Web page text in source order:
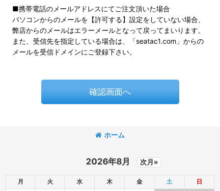
■携帯電話のメールアドレスにてご注文頂いた場合
パソコンからのメールを【許可する】設定をしていない場合、
弊店からのメールはエラーメールとなって戻ってまいります。
また、受信先を指定している場合は、「seatac1.com」からの
メールを受信ドメインにご登録下さい。
確認画面へ
ホーム
2026年8月 次月»
月 火 水 木 金 土 日